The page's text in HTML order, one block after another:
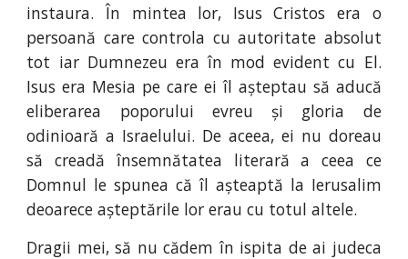
instaura. În mintea lor, Isus Cristos era o
persoană care controla cu autoritate absolut
tot iar Dumnezeu era în mod evident cu El.
Isus era Mesia pe care ei îl așteptau să aducă
eliberarea poporului evreu și gloria de
odinioară a Israelului. De aceea, ei nu doreau
să creadă însemnătatea literară a ceea ce
Domnul le spunea că îl așteaptă la Ierusalim
deoarece așteptările lor erau cu totul altele.
Dragii mei, să nu cădem în ispita de ai judeca